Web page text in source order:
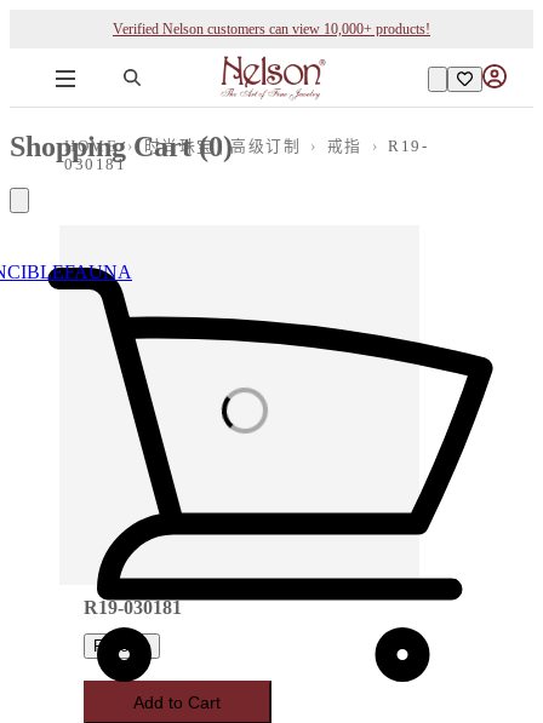
Verified Nelson customers can view 10,000+ products!
FAUNA
Shopping Cart (0)
HOME › 时尚珠宝 | 高级订制 › 戒指 ›
R19-
030181
Loading images
R19-030181
Favorite
Add to Cart